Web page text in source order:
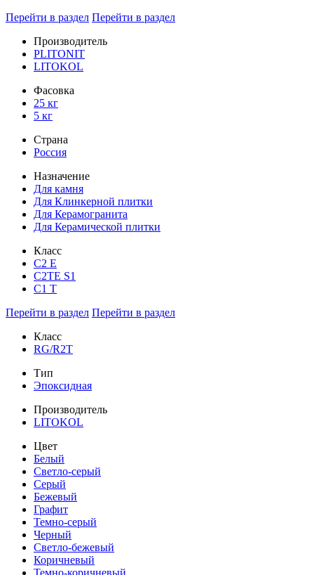
Перейти в раздел Перейти в раздел
Производитель
PLITONIT
LITOKOL
Фасовка
25 кг
5 кг
Страна
Россия
Назначение
Для камня
Для Клинкерной плитки
Для Керамогранита
Для Керамической плитки
Класс
С2 Е
C2TE S1
C1 T
Перейти в раздел Перейти в раздел
Класс
RG/R2T
Тип
Эпоксидная
Производитель
LITOKOL
Цвет
Белый
Светло-серый
Серый
Бежевый
Графит
Темно-серый
Черный
Светло-бежевый
Коричневый
Темно-коричневый